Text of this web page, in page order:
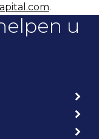
.
u